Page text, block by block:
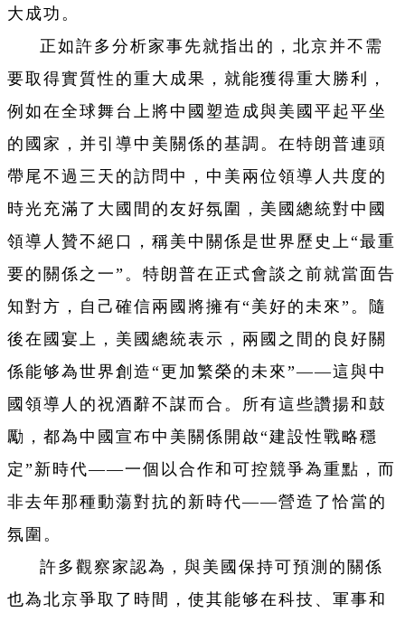
大成功。
正如許多分析家事先就指出的，北京并不需
要取得實質性的重大成果，就能獲得重大勝利，
例如在全球舞台上將中國塑造成與美國平起平坐
的國家，并引導中美關係的基調。在特朗普連頭
帶尾不過三天的訪問中，中美兩位領導人共度的
時光充滿了大國間的友好氛圍，美國總統對中國
領導人贊不絕口，稱美中關係是世界歷史上“最重
要的關係之一”。特朗普在正式會談之前就當面告
知對方，自己確信兩國將擁有“美好的未來”。隨
後在國宴上，美國總統表示，兩國之間的良好關
係能够為世界創造“更加繁榮的未來”——這與中
國領導人的祝酒辭不謀而合。所有這些讚揚和鼓
勵，都為中國宣布中美關係開啟“建設性戰略穩
定”新時代——一個以合作和可控競爭為重點，而
非去年那種動蕩對抗的新時代——營造了恰當的
氛圍。
許多觀察家認為，與美國保持可預測的關係
也為北京爭取了時間，使其能够在科技、軍事和